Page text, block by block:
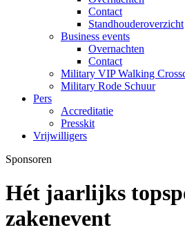
Contact
Standhouderoverzicht
Business events
Overnachten
Contact
Military VIP Walking
Military Rode Schuur
Pers
Accreditatie
Presskit
Vrijwilligers
Sponsoren
Hét jaarlijks
zakenevent